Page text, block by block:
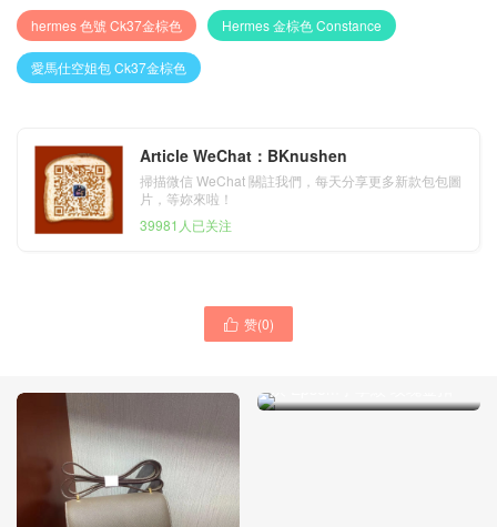
hermes 色號 Ck37金棕色 Hermes 金棕色 Constance
愛馬仕空姐包 Ck37金棕色
Article WeChat：BKnushen
掃描微信 WeChat 關註我們，每天分享更多新款包包圖
片，等妳來啦！
39981人已关注
 赞(0)
愛馬仕空姐包 Hermes
灰 Epsom手掌紋 玫瑰金扣